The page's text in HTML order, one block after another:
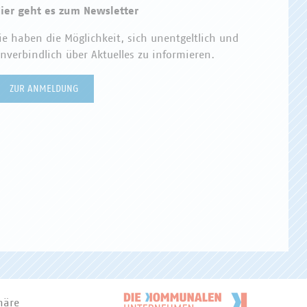
geht es zum Newsletter
haben die Möglichkeit, sich unentgeltlich und
über Aktuelles zu informieren.
ZUR ANMELDUNG